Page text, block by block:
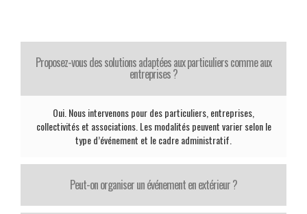
Proposez-vous des solutions adaptées aux particuliers comme aux
entreprises ?
Oui. Nous intervenons pour des particuliers, entreprises,
collectivités et associations. Les modalités peuvent varier selon le
type d’événement et le cadre administratif.
Peut-on organiser un événement en extérieur ?